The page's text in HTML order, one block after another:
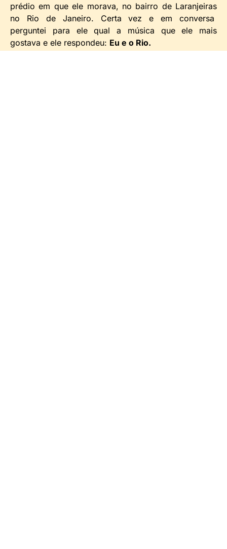
prédio em que ele morava, no bairro de Laranjeiras
no Rio de Janeiro. Certa vez e em conversa
perguntei para ele qual a música que ele mais
gostava e ele respondeu: Eu e o Rio.